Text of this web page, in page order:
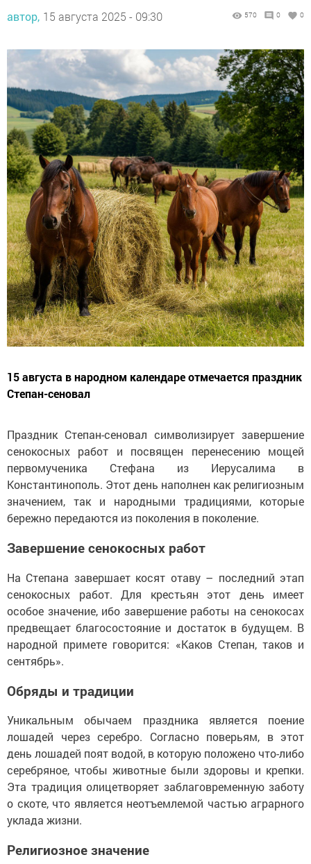
автор, 15 августа 2025 - 09:30 570 0 0
15 августа в народном календаре отмечается праздник
Степан-сеновал
Праздник Степан-сеновал символизирует завершение
сенокосных работ и посвящен перенесению мощей
первомученика Стефана из Иерусалима в
Константинополь. Этот день наполнен как религиозным
значением, так и народными традициями, которые
бережно передаются из поколения в поколение.
Завершение сенокосных работ
На Степана завершает косят отаву – последний этап
сенокосных работ. Для крестьян этот день имеет
особое значение, ибо завершение работы на сенокосах
предвещает благосостояние и достаток в будущем. В
народной примете говорится: «Каков Степан, таков и
сентябрь».
Обряды и традиции
Уникальным обычаем праздника является поение
лошадей через серебро. Согласно поверьям, в этот
день лошадей поят водой, в которую положено что-либо
серебряное, чтобы животные были здоровы и крепки.
Эта традиция олицетворяет заблаговременную заботу
о скоте, что является неотъемлемой частью аграрного
уклада жизни.
Религиозное значение